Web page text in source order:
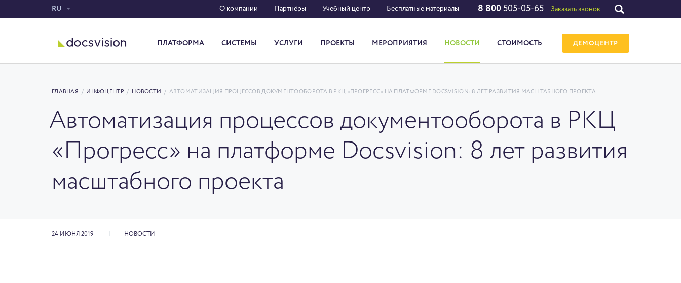
RU О компании Партнёры Учебный центр Бесплатные материалы 8 800 505-05-65 Заказать звонок
ПЛАТФОРМА СИСТЕМЫ УСЛУГИ ПРОЕКТЫ МЕРОПРИЯТИЯ НОВОСТИ СТОИМОСТЬ ДЕМОЦЕНТР
ГЛАВНАЯ / ИНФОЦЕНТР / НОВОСТИ / АВТОМАТИЗАЦИЯ ПРОЦЕССОВ ДОКУМЕНТООБОРОТА В РКЦ «ПРОГРЕСС» НА ПЛАТФОРМЕ DOCSVISION: 8 ЛЕТ РАЗВИТИЯ МАСШТАБНОГО ПРОЕКТА
Автоматизация процессов документооборота в РКЦ
«Прогресс» на платформе Docsvision: 8 лет развития
масштабного проекта
24 ИЮНЯ 2019 НОВОСТИ